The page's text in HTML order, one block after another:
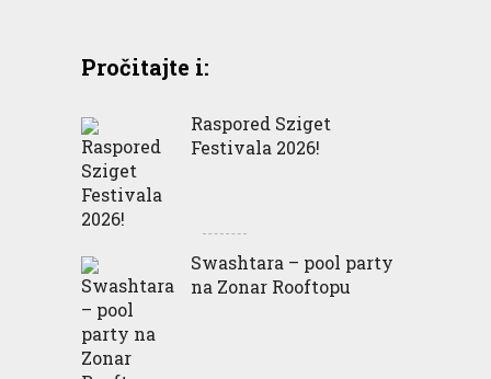
Pročitajte i:
Raspored Sziget
Festivala 2026!
Swashtara – pool party
na Zonar Rooftopu